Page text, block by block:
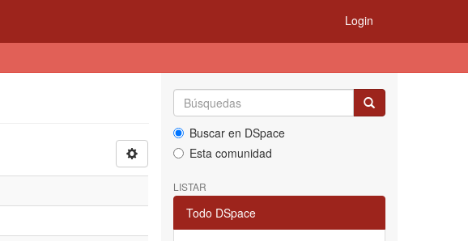
Login
Buscar en DSpace
Esta comunidad
LISTAR
Todo DSpace